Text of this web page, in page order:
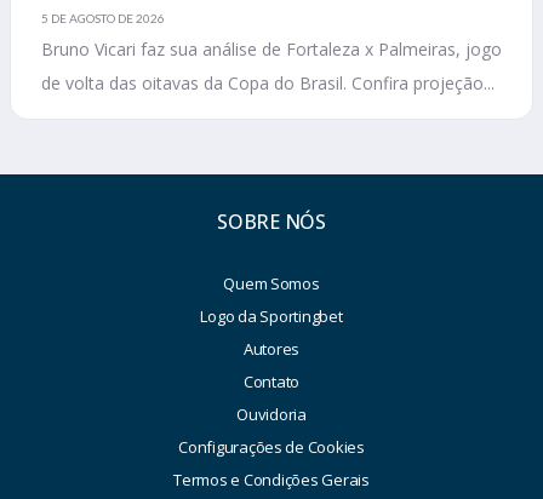
5 DE AGOSTO DE 2026
Bruno Vicari faz sua análise de Fortaleza x Palmeiras, jogo
de volta das oitavas da Copa do Brasil. Confira projeção...
SOBRE NÓS
Quem Somos
Logo da Sportingbet
Autores
Contato
Ouvidoria
Configurações de Cookies
Termos e Condições Gerais